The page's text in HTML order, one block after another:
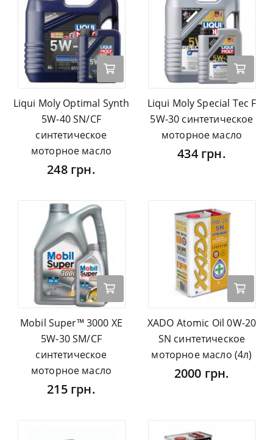
Liqui Moly Optimal Synth
5W-40 SN/CF
синтетическое
моторное масло
248 грн.
Liqui Moly Special Tec F
5W-30 синтетическое
моторное масло
434 грн.
Mobil Super™ 3000 XE
5W-30 SM/CF
синтетическое
моторное масло
215 грн.
XADO Atomic Oil 0W-20
SN синтетическое
моторное масло (4л)
2000 грн.